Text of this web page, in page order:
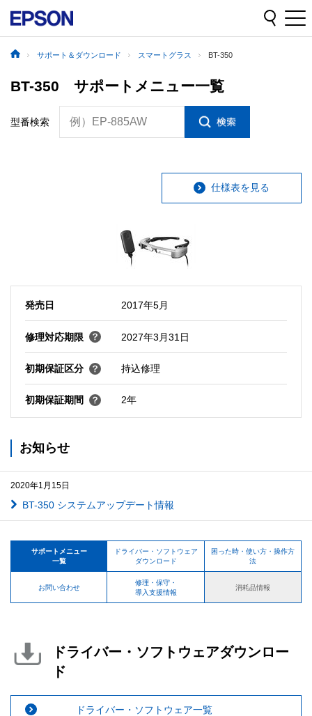
サポート＆ダウンロード スマートグラス BT-350
BT-350 サポートメニュー一覧
型番検索 例）EP-885AW
仕様表を見る
発売日 2017年5月
修理対応期限 2027年3月31日
初期保証区分 持込修理
初期保証期間 2年
お知らせ
2020年1月15日
BT-350 システムアップデート情報
サポートメニュー
一覧
ドライバー・ソフトウェア
ダウンロード
困った時・使い方・操作方
法
お問い合わせ
修理・保守・
導入支援情報
消耗品情報
ドライバー・ソフトウェアダウンロー
ド
ドライバー・ソフトウェア一覧